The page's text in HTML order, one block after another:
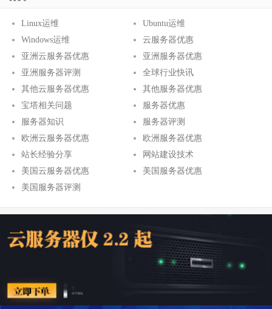
Linux运维
Ubuntu运维
Windows运维
云服务器优惠
亚洲云服务器优惠
亚洲服务器优惠
亚洲服务器评测
全球行业快讯
其他云服务器优惠
其他服务器优惠
宝塔相关问题
服务器优惠
服务器知识
服务器评测
欧洲云服务器优惠
欧洲服务器优惠
站长经验分享
网站建设技术
美国云服务器优惠
美国服务器优惠
美国服务器评测